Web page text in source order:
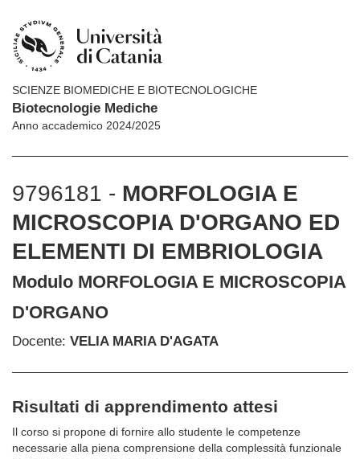
SCIENZE BIOMEDICHE E BIOTECNOLOGICHE
Biotecnologie Mediche
Anno accademico 2024/2025
9796181 - MORFOLOGIA E
MICROSCOPIA D'ORGANO ED
ELEMENTI DI EMBRIOLOGIA
Modulo MORFOLOGIA E MICROSCOPIA
D'ORGANO
Docente: VELIA MARIA D'AGATA
Risultati di apprendimento attesi
Il corso si propone di fornire allo studente le competenze
necessarie alla piena comprensione della complessità funzionale